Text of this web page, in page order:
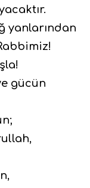
yanlarından
gücün